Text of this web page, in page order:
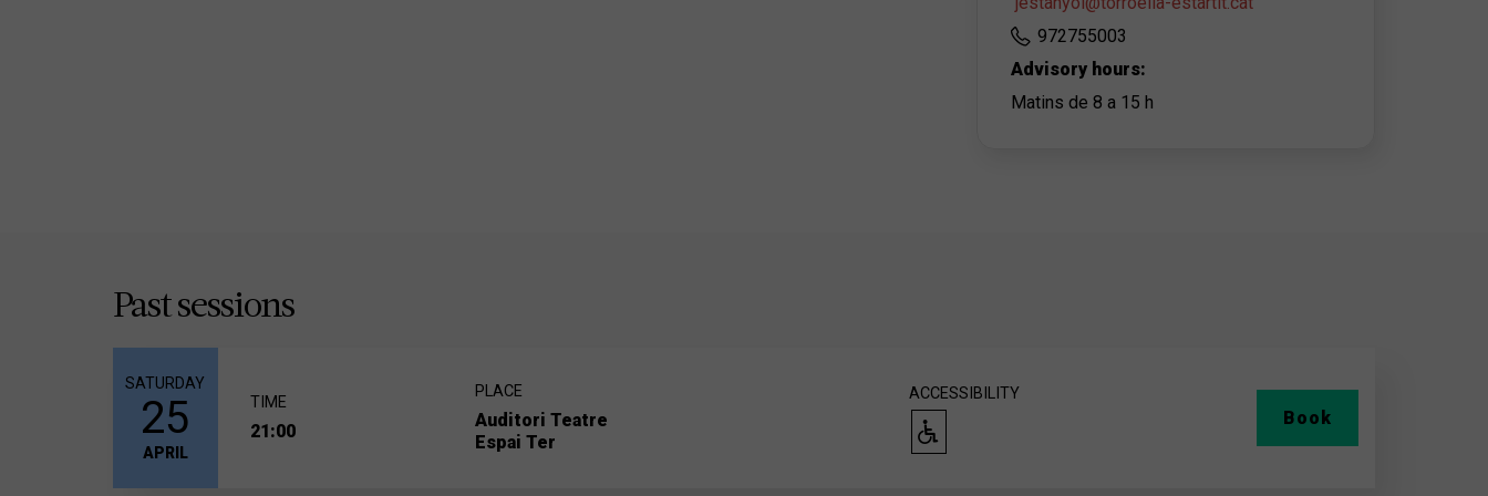
972755003
Advisory hours:
Matins de 8 a 15 h
Past sessions
SATURDAY
25
APRIL
TIME
21:00
PLACE
Auditori Teatre
Espai Ter
ACCESSIBILITY
Book